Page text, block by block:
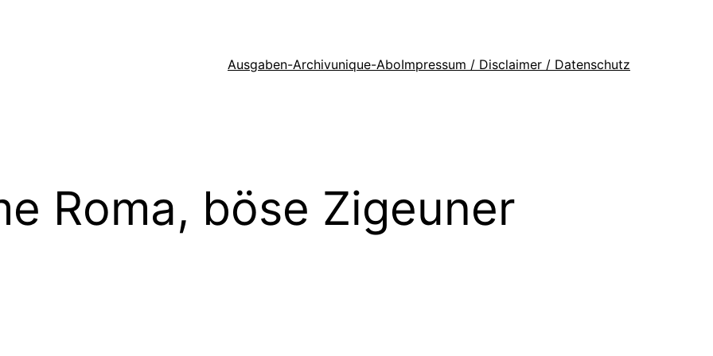
Ausgaben-Archivunique-AboImpressum / Disclaimer / Datenschutz
Roma, böse Zigeuner